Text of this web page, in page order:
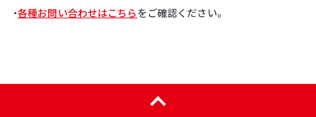
・各種お問い合わせはこちら をご確認ください。